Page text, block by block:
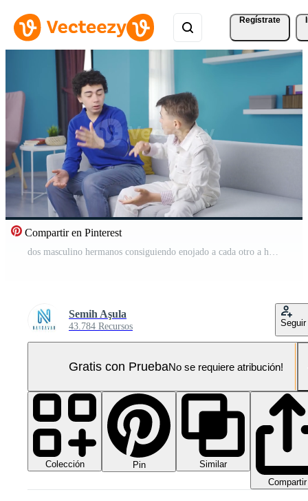
Regístrate
Compartir en Pinterest
dos masculino hermanos consiguiendo enojado a cada otro a hogar. Vídeo Pro
Semih Aşula
43.784 Recursos Seguir
Gratis con PruebaNo se requiere atribución!
Colección Pin
Similar
Compartir